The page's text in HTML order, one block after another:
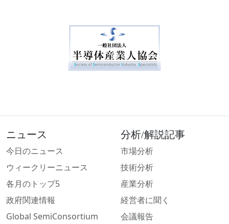
ニュース
今日のニュース
ウィークリーニュース
各月のトップ5
政府関連情報
Global SemiConsortium
分析/解説記事
市場分析
技術分析
産業分析
経営者に聞く
会議報告